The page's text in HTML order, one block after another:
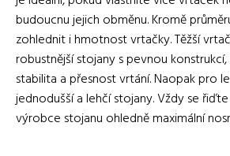
budoucnu jejich obměnu. Kromě
zohlednit i hmotnost vrtačky. Těžší
robustnější stojany s pevnou
stabilita a přesnost vrtání. Naopak pro
jednodušší a lehčí stojany. Vždy se
výrobce stojanu ohledně maximální